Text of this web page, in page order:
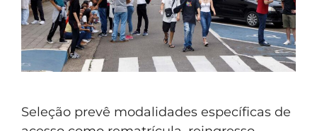
Seleção prevê modalidades específicas de